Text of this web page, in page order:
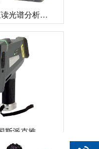
直读光谱仪 直读光谱分析仪 LAB S